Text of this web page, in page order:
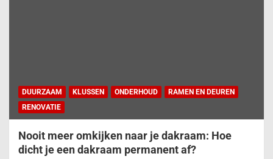
DUURZAAM KLUSSEN ONDERHOUD
RAMEN EN DEUREN
RENOVATIE
Nooit meer omkijken naar je dakraam: Hoe
dicht je een dakraam permanent af?